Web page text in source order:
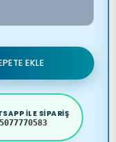
EKLE
ILE SIPARIŞ
5077770583